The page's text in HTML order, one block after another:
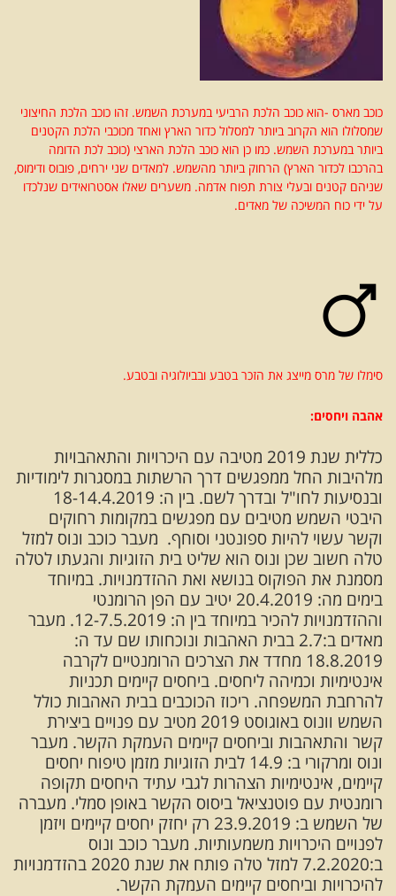
כוכב מארס -הוא כוכב הלכת הרביעי במערכת השמש. זהו כוכב הלכת החיצוני
שמסלולו הוא הקרוב ביותר למסלול כדור הארץ ואחד מכוכבי הלכת הקטנים
ביותר במערכת השמש. כמו כן הוא כוכב הלכת הארצי (כוכב לכת הדומה
בהרכבו לכדור הארץ) הרחוק ביותר מהשמש. למאדים שני ירחים, פובוס ודימוס,
שניהם קטנים ובעלי צורת תפוח אדמה. משערים שאלו אסטרואידים שנלכדו
על ידי כוח המשיכה של מאדים.
סימלו של מרס מייצג את הזכר בטבע ובביולוגיה ובטבע.
אהבה ויחסים:
כללית שנת 2019 מטיבה עם היכרויות והתאהבויות
מלהיבות החל ממפגשים דרך הרשתות במסגרות לימודיות
ובנסיעות לחו"ל ובדרך לשם. בין ה: 18-14.4.2019
היבטי השמש מטיבים עם מפגשים במקומות רחוקים
וקשר עשוי להיות ספונטני וסוחף. מעבר כוכב ונוס למזל
טלה חשוב שכן ונוס הוא שליט בית הזוגיות והגעתו לטלה
מסמנת את הפוקוס בנושא ואת ההזדמנויות. במיוחד
בימים מה: 20.4.2019 יטיב עם הפן הרומנטי
וההזדמנויות להכיר במיוחד בין ה: 12-7.5.2019. מעבר
מאדים ב:2.7 בבית האהבות ונוכחותו שם עד ה:
18.8.2019 מחדד את הצרכים הרומנטיים לקרבה
אינטימיות וכמיהה ליחסים. ביחסים קיימים תכניות
להרחבת המשפחה. ריכוז הכוכבים בבית האהבות כולל
השמש וונוס באוגוסט 2019 מטיב עם פנויים ביצירת
קשר והתאהבות וביחסים קיימים העמקת הקשר. מעבר
ונוס ומרקורי ב: 14.9 לבית הזוגיות מזמן טיפוח יחסים
קיימים, אינטימיות הצהרות לגבי עתיד היחסים תקופה
רומנטית עם פוטנציאל ביסוס הקשר באופן סמלי. מעברה
של השמש ב: 23.9.2019 רק יחזק יחסים קיימים ויזמן
לפנויים היכרויות משמעותיות. מעבר כוכב ונוס
ב:7.2.2020 למזל טלה פותח את שנת 2020 בהזדמנויות
להיכרויות וביחסים קיימים העמקת הקשר.